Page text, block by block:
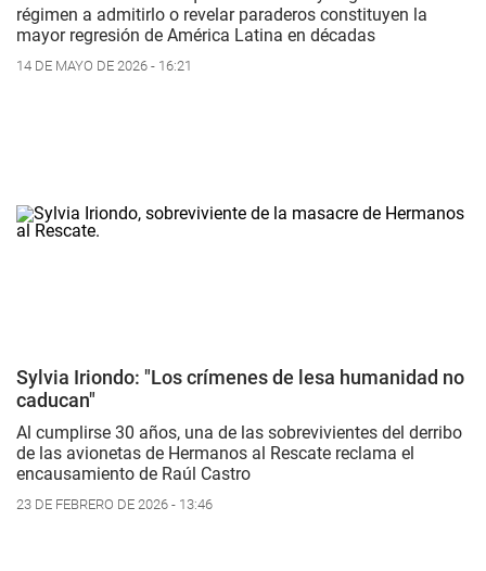
régimen a admitirlo o revelar paraderos constituyen la
mayor regresión de América Latina en décadas
14 DE MAYO DE 2026 - 16:21
Sylvia Iriondo: "Los crímenes de lesa humanidad no
caducan"
Al cumplirse 30 años, una de las sobrevivientes del derribo
de las avionetas de Hermanos al Rescate reclama el
encausamiento de Raúl Castro
23 DE FEBRERO DE 2026 - 13:46